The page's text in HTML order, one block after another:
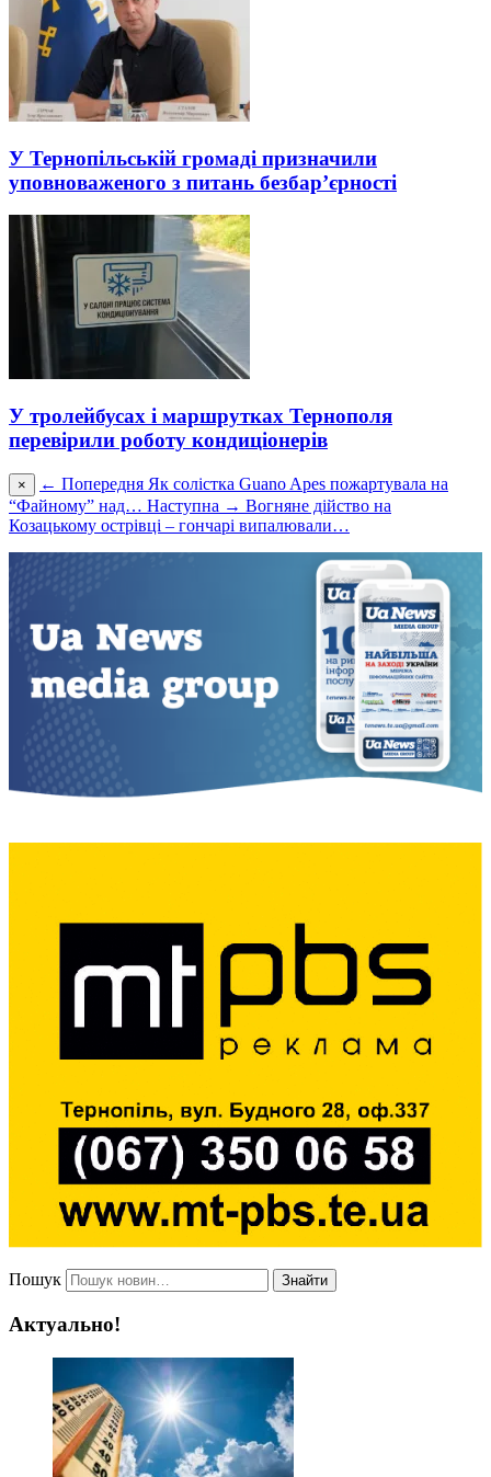
У Тернопільській громаді призначили
уповноваженого з питань безбар’єрності
У тролейбусах і маршрутках Тернополя
перевірили роботу кондиціонерів
× ← Попередня Як солістка Guano Apes пожартувала на
“Файному” над… Наступна → Вогняне дійство на
Козацькому острівці – гончарі випалювали…
Пошук Знайти
Актуально!